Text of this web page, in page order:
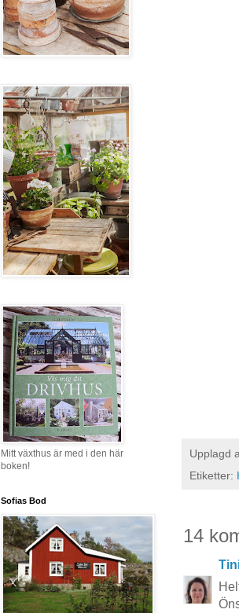
Upplagd
Etiketter:
14
Mitt växthus är med i den här
boken!
Sofias Bod